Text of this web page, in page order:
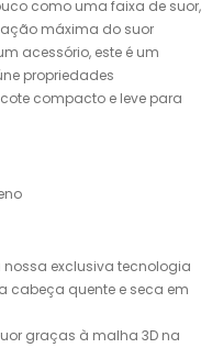
como uma faixa de suor,
máxima do suor
acessório, este é um
propriedades
compacto e leve para
exclusiva tecnologia
cabeça quente e seca em
graças à malha 3D na